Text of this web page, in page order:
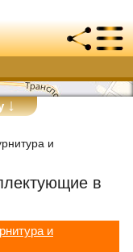
↓
и
в
и